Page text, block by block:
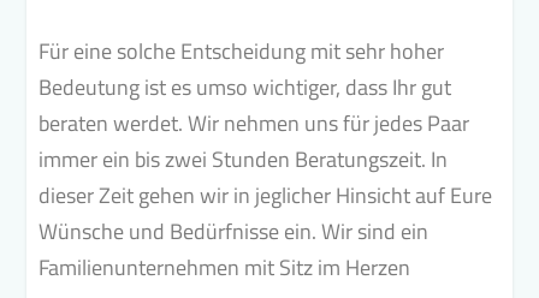
Für eine solche Entscheidung mit sehr hoher
Bedeutung ist es umso wichtiger, dass Ihr gut
beraten werdet. Wir nehmen uns für jedes Paar
immer ein bis zwei Stunden Beratungszeit. In
dieser Zeit gehen wir in jeglicher Hinsicht auf Eure
Wünsche und Bedürfnisse ein. Wir sind ein
Familienunternehmen mit Sitz im Herzen